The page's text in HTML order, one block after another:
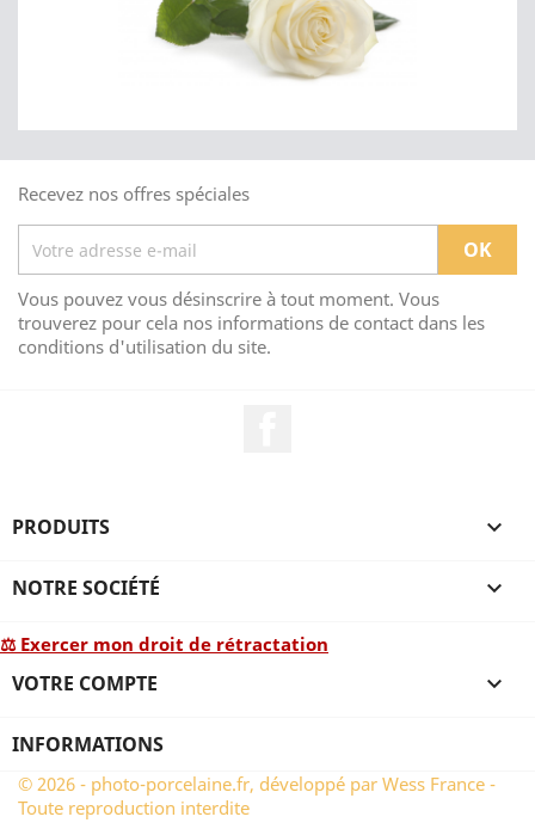
Recevez nos offres spéciales
Vous pouvez vous désinscrire à tout moment. Vous
trouverez pour cela nos informations de contact dans les
conditions d'utilisation du site.
PRODUITS 
NOTRE SOCIÉTÉ 
⚖ Exercer mon droit de rétractation
VOTRE COMPTE 
INFORMATIONS
© 2026 - photo-porcelaine.fr, développé par Wess France -
Toute reproduction interdite